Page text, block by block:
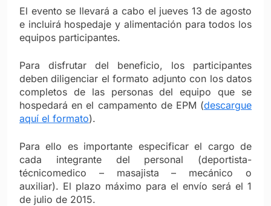
El evento se llevará a cabo el jueves 13 de agosto
e incluirá hospedaje y alimentación para todos los
equipos participantes.
Para disfrutar del beneficio, los participantes
deben diligenciar el formato adjunto con los datos
completos de las personas del equipo que se
hospedará en el campamento de EPM (descargue
aquí el formato).
Para ello es importante especificar el cargo de
cada integrante del personal (deportista-
técnicomedico – masajista – mecánico o
auxiliar). El plazo máximo para el envío será el 1
de julio de 2015.